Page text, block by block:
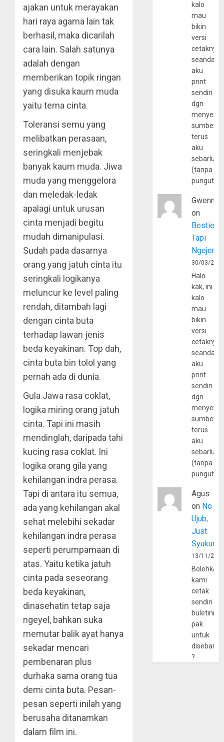
ajakan untuk merayakan
hari raya agama lain tak
berhasil, maka dicarilah
cara lain. Salah satunya
adalah dengan
memberikan topik ringan
yang disuka kaum muda
yaitu tema cinta.
Toleransi semu yang
melibatkan perasaan,
seringkali menjebak
banyak kaum muda. Jiwa
muda yang menggelora
dan meledak-ledak
apalagi untuk urusan
cinta menjadi begitu
mudah dimanipulasi.
Sudah pada dasarnya
orang yang jatuh cinta itu
seringkali logikanya
meluncur ke level paling
rendah, ditambah lagi
dengan cinta buta
terhadap lawan jenis
beda keyakinan. Top dah,
cinta buta bin tolol yang
pernah ada di dunia.
Gula Jawa rasa coklat,
logika miring orang jatuh
cinta. Tapi ini masih
mendinglah, daripada tahi
kucing rasa coklat. Ini
logika orang gila yang
kehilangan indra perasa.
Tapi di antara itu semua,
ada yang kehilangan akal
sehat melebihi sekadar
kehilangan indra perasa
seperti perumpamaan di
atas. Yaitu ketika jatuh
cinta pada seseorang
beda keyakinan,
dinasehatin tetap saja
ngeyel, bahkan suka
memutar balik ayat hanya
sekadar mencari
pembenaran plus
durhaka sama orang tua
demi cinta buta. Pesan-
pesan seperti inilah yang
berusaha ditanamkan
dalam film ini.
kalo
mau
bikin
versi
cetaknya
aku
print
sendiri
dgn
sumber
terus
aku
(tanpa
Gwenny
on
Bestie
Tapi
30/03/
Halo
kak, ini
kalo
mau
bikin
versi
cetaknya
aku
print
sendiri
dgn
sumber
terus
aku
(tanpa
Agus
on No
Ujub,
Just
Syukur
13/11/
Bolehkah
kami
cetak
sendiri
pak
untuk
?